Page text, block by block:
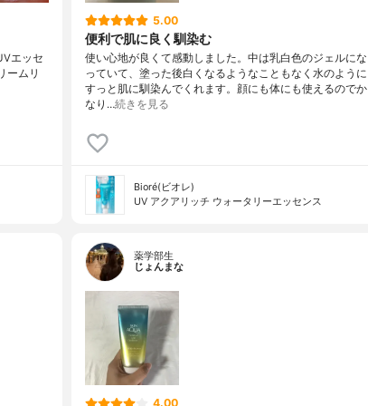
エッセ
ームリ
5.00
便利で肌に良く馴染む
使い心地が良くて感動しました。中は乳白色のジェルにな
っていて、塗った後白くなるようなこともなく水のように
すっと肌に馴染んでくれます。顔にも体にも使えるのでか
なり…続きを見る
Bioré(ビオレ)
UV アクアリッチ ウォータリーエッセンス
薬学部生
じょんまな
4.00